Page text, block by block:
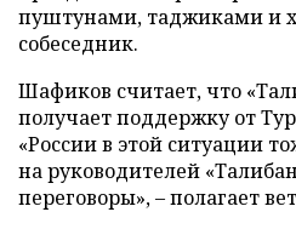
пуштунами, таджиками и
собеседник.
Шафиков считает, что
получает поддержку от
«России в этой ситуации
на руководителей
переговоры», – полагает